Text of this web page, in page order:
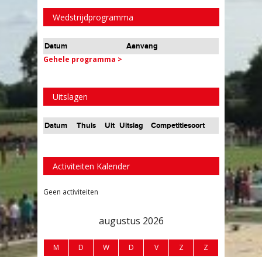
Wedstrijdprogramma
Datum Aanvang
Gehele programma >
Uitslagen
Datum Thuis Uit Uitslag Competitiesoort
Activiteiten Kalender
Geen activiteiten
augustus 2026
M D W D V Z
Z